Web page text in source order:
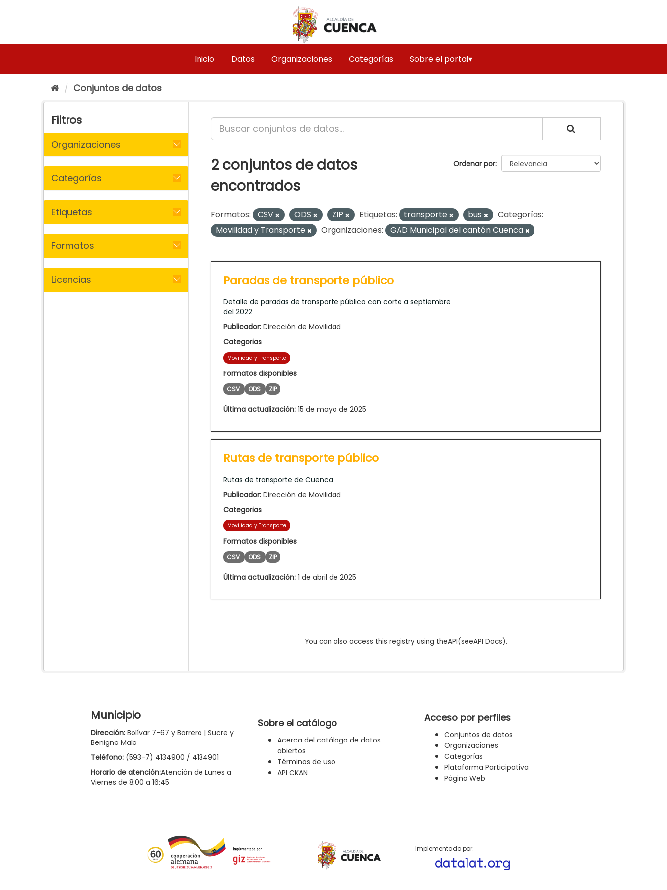
Inicio Datos Organizaciones Categorías Sobre el portal▾
Conjuntos de datos
Filtros
Organizaciones
Categorías
Etiquetas
Formatos
Licencias
Ordenar por
2 conjuntos de datos
encontrados
Formatos: CSV ODS ZIP Etiquetas: transporte bus
Categorías:
Movilidad y Transporte
Organizaciones: GAD Municipal del cantón Cuenca
Paradas de transporte público
Detalle de paradas de transporte público con corte a septiembre
del 2022
Publicador: Dirección de Movilidad
Categorias
Movilidad y Transporte
Formatos disponibles
CSV ODS ZIP
Última actualización: 15 de mayo de 2025
Rutas de transporte público
Rutas de transporte de Cuenca
Publicador: Dirección de Movilidad
Categorias
Movilidad y Transporte
Formatos disponibles
CSV ODS ZIP
Última actualización: 1 de abril de 2025
You can also access this registry using theAPI(seeAPI Docs).
Municipio
Dirección: Bolívar 7-67 y Borrero | Sucre y
Benigno Malo
Teléfono: (593-7) 4134900 / 4134901
Horario de atención:Atención de Lunes a
Viernes de 8:00 a 16:45
Sobre el catálogo
Acerca del catálogo de datos
abiertos
Términos de uso
API CKAN
Acceso por perfiles
Conjuntos de datos
Organizaciones
Categorías
Plataforma Participativa
Página Web
Implementado por: